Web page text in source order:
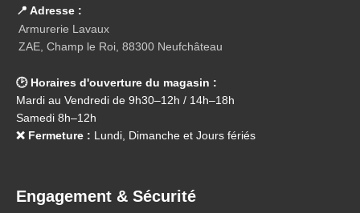
📍 Adresse :
Armurerie Lavaux
ZAE, Champ le Roi, 88300 Neufchâteau
🕑 Horaires d'ouverture du magasin :
Mardi au Vendredi de 9h30–12h / 14h–18h
Samedi 8h–12h
❌ Fermeture : Lundi, Dimanche et Jours fériés
Engagement & Sécurité